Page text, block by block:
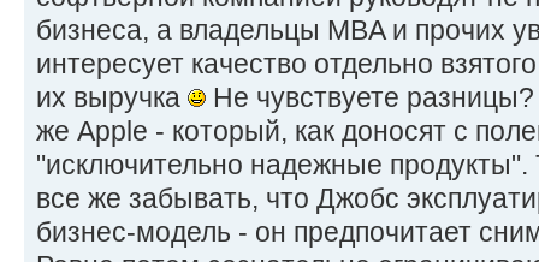
бизнеса, а владельцы MBA и прочих
интересует качество отдельно
их выручка
Не чувствуете
же Apple - который, как доносят с
"исключительно надежные продукты".
все же забывать, что Джобс
бизнес-модель - он предпочитает